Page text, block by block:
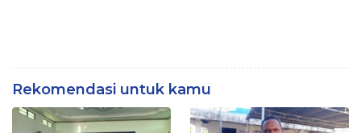
Rekomendasi untuk kamu